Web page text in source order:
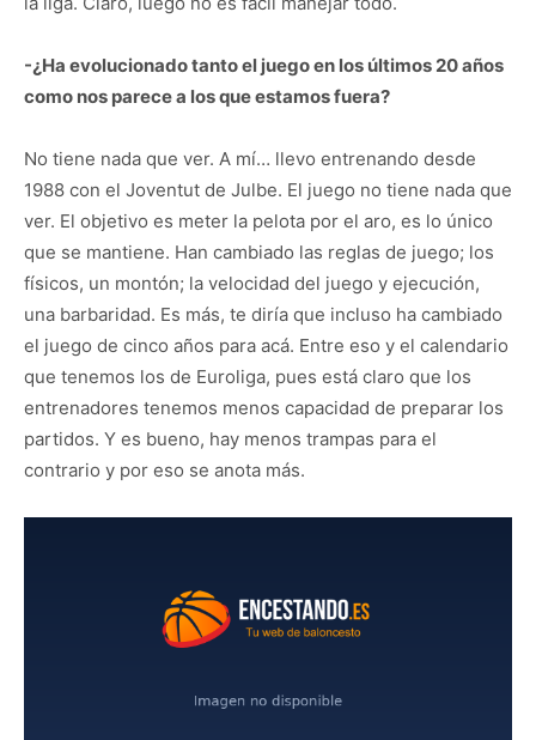
-¿Ha evolucionado tanto el juego en los últimos 20 años
como nos parece a los que estamos fuera?
No tiene nada que ver. A mí… llevo entrenando desde
1988 con el Joventut de Julbe. El juego no tiene nada que
ver. El objetivo es meter la pelota por el aro, es lo único
que se mantiene. Han cambiado las reglas de juego; los
físicos, un montón; la velocidad del juego y ejecución,
una barbaridad. Es más, te diría que incluso ha cambiado
el juego de cinco años para acá. Entre eso y el calendario
que tenemos los de Euroliga, pues está claro que los
entrenadores tenemos menos capacidad de preparar los
partidos. Y es bueno, hay menos trampas para el
contrario y por eso se anota más.